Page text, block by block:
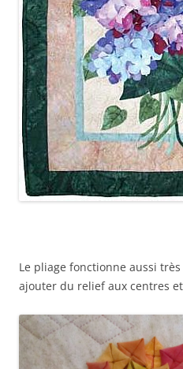
Le pliage fonctionne aussi
ajouter du relief aux centres